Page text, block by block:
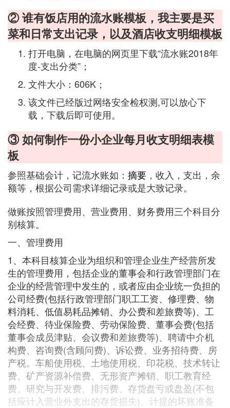
② 谁有饭店用的流水账模板，我主要是买
菜和日常支出记录，以及酒店收支明细模板
打开电脑，在电脑的网页里下载“流水账2018年
度-支出分类”；
文件大小：606K；
该文件已经版过网络安全检权测,可以放心下
载，下载后即可使用。
③ 如何制作一份小企业每月收支明细表模
板
参照基础会计，记流水账如： 摘要 ，收入，支出，余
额等，根据公司需求详细记录或是大致记录。
做账按照管理费用、营业费用、财务费用三个科目分
别核算。
一、管理费用
1、本科目核算企业为组织和管理企业生产经营所发
生的管理费用，包括企业的董事会和行政管理部门在
企业的经营管理中发生的，或者应由企业统一负担的
公司经费(包括行政管理部门职工工资、修理费、物
料消耗、低值易耗品摊销、办公费和差旅费等)、工
会经费、待业保险费、劳动保险费、董事会费(包括
董事会成员津贴、会议费和差旅费等)、聘请中介机
构费、咨询费(含顾问费)、诉讼费、业务招待费、房
产税。车船使用税、土地使用税、印花税、技术转让
费、矿产资源补偿费、无形资产摊销、职工教育经
费、研究与开发费、排污费、存货盘亏或盘盈(不包
括应计入营业外支出的存货损失)。计提的坏账准备